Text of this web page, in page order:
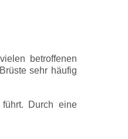
betroffenen
sehr häufig
Durch eine